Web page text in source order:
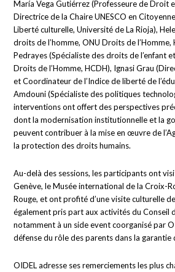
María Vega Gutiérrez (Professeure de Droit
Directrice de la Chaire UNESCO en
Liberté culturelle, Université de La Rioja),
droits de l’homme, ONU Droits de l’Homme,
Pedrayes (Spécialiste des droits de l’enfant
Droits de l’Homme, HCDH), Ignasi Grau
et Coordinateur de l’Indice de liberté de
Amdouni (Spécialiste des politiques
interventions ont offert des perspectives
dont la modernisation institutionnelle et la
peuvent contribuer à la mise en œuvre de
la protection des droits humains.
Au-delà des sessions, les participants ont
Genève, le Musée international de la Croix-
Rouge, et ont profité d’une visite culturelle
également pris part aux activités du Conseil
notamment à un side event coorganisé par
défense du rôle des parents dans la garantie
OIDEL adresse ses remerciements les plus